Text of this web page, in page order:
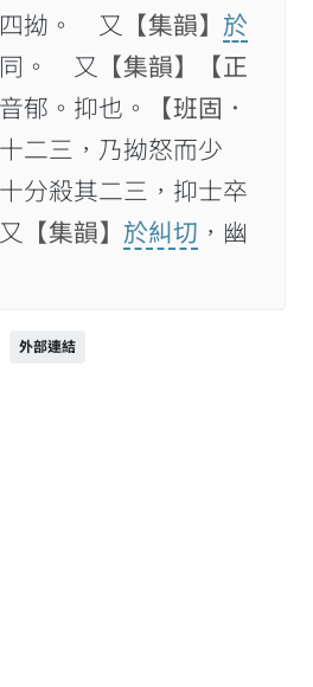
四拗。 又
【集韻】 於
同。 又 【集韻】
【正
音郁。抑也。
【班固．
二三，乃拗怒而少
分殺其二三，抑士卒
【集韻】 於糾切 ，幽
外部連結